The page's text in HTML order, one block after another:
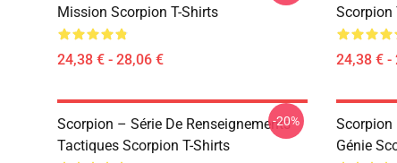
Mission Scorpion T-Shirts
24,38 € - 28,06 €
Scorpion
24,38 € -
Scorpion – Série De Renseignements
Tactiques Scorpion T-Shirts
-20%
Scorpion
Génie